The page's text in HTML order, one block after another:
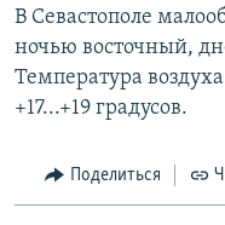
В Севастополе
ночью восточный,
Температура
+17...+19 градусов.
Поделиться